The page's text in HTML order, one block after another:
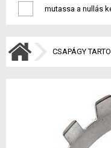
mutassa a nullás
CSAPÁGY